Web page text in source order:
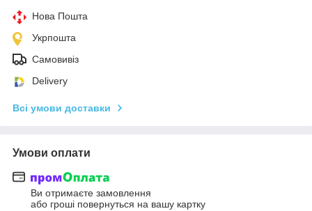
Нова Пошта
Укрпошта
Самовивіз
Delivery
Всі умови доставки
Умови оплати
Ви отримаєте замовлення
або гроші повернуться на вашу картку